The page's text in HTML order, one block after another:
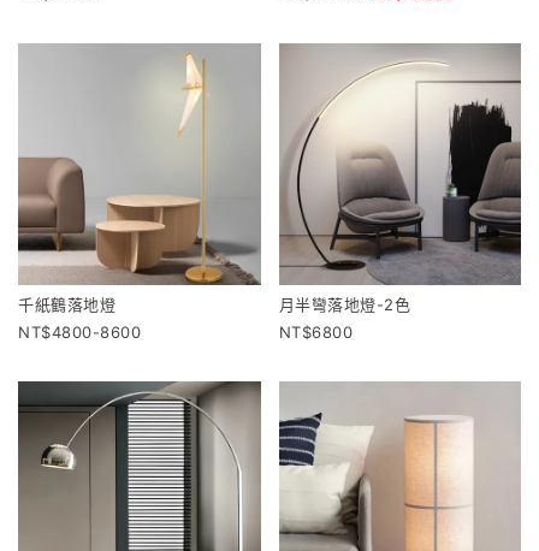
千紙鶴落地燈
4800-8600
月半彎落地燈-2色
6800